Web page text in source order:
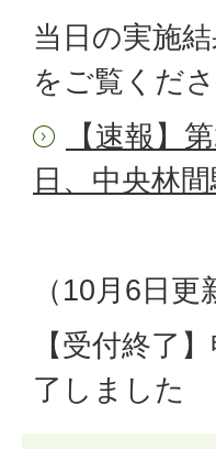
当日の実施
をご覧くださ
【速報】
日、中央林
（10月6日更
【受付終了
了しました